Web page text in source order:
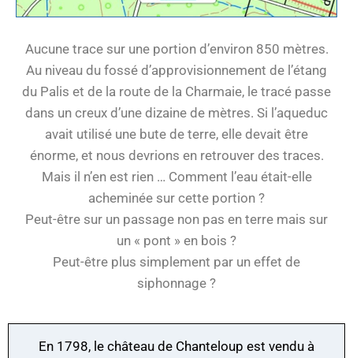
Aucune trace sur une portion d’environ 850 mètres.
Au niveau du fossé d’approvisionnement de l’étang
du Palis et de la route de la Charmaie, le tracé passe
dans un creux d’une dizaine de mètres. Si l’aqueduc
avait utilisé une bute de terre, elle devait être
énorme, et nous devrions en retrouver des traces.
Mais il n’en est rien … Comment l’eau était-elle
acheminée sur cette portion ?
Peut-être sur un passage non pas en terre mais sur
un « pont » en bois ?
Peut-être plus simplement par un effet de
siphonnage ?
En 1798, le château de Chanteloup est vendu à